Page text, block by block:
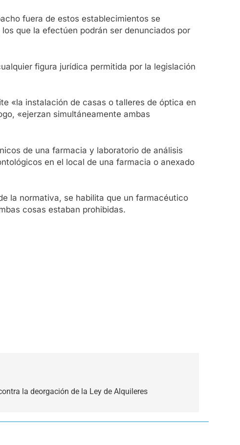
fuera de estos establecimientos se
que la efectúen podrán ser denunciados por
figura jurídica permitida por la legislación
«la instalación de casas o talleres de óptica en
«ejerzan simultáneamente ambas
de una farmacia y laboratorio de análisis
en el local de una farmacia o anexado
la normativa, se habilita que un farmacéutico
cosas estaban prohibidas.
la deorgación de la Ley de Alquileres